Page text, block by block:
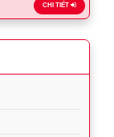
CHI TIẾT